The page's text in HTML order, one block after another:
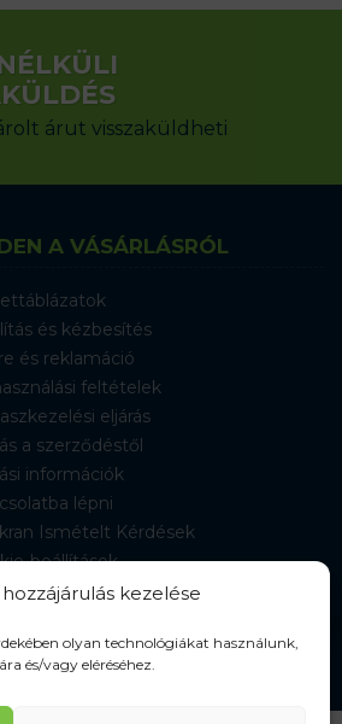
kezelése
olyan technológiákat használunk,
és/vagy eléréséhez.
árut visszaküldheti
A VÁSÁRLÁSRÓL
és kézbesítés
és reklamáció
feltételek
eljárás
a szerződéstől
információk
lépni
Ismételt Kérdések
beállítások